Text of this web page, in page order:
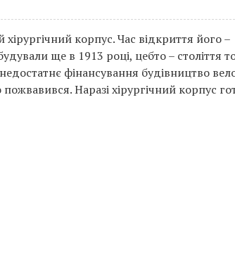
хірургічний корпус. Час відкриття його –
ще в 1913 році, цебто – століття
фінансування будівництво
Наразі хірургічний корпус